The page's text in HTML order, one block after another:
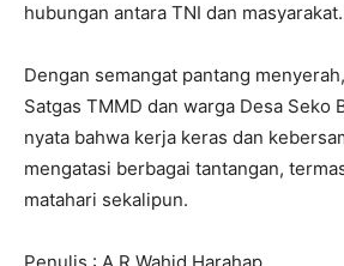
hubungan antara TNI dan masyarakat.
Dengan semangat pantang
Satgas TMMD dan warga Desa Seko
nyata bahwa kerja keras dan
mengatasi berbagai tantangan,
matahari sekalipun.